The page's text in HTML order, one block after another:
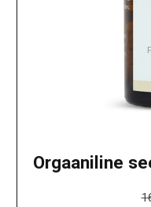
Orgaaniline